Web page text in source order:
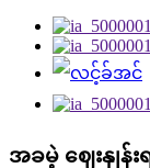
အခမဲ့ ဈေးနှုန်း